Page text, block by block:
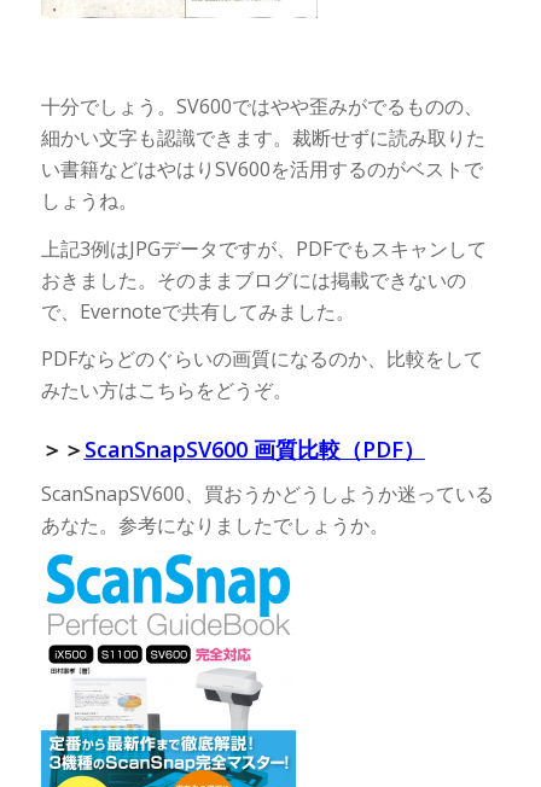
十分でしょう。SV600ではやや歪みがでるものの、
細かい文字も認識できます。裁断せずに読み取りた
い書籍などはやはりSV600を活用するのがベストで
しょうね。
上記3例はJPGデータですが、PDFでもスキャンして
おきました。そのままブログには掲載できないの
で、Evernoteで共有してみました。
PDFならどのぐらいの画質になるのか、比較をして
みたい方はこちらをどうぞ。
＞＞ScanSnapSV600 画質比較（PDF）
ScanSnapSV600、買おうかどうしようか迷っている
あなた。参考になりましたでしょうか。